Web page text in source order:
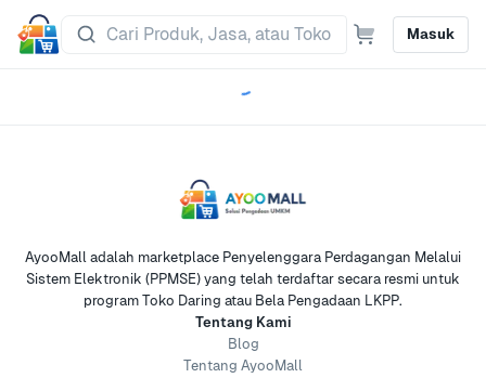
Masuk
AyooMall adalah marketplace Penyelenggara Perdagangan Melalui
Sistem Elektronik (PPMSE) yang telah terdaftar secara resmi untuk
program Toko Daring atau Bela Pengadaan LKPP.
Tentang Kami
Blog
Tentang AyooMall